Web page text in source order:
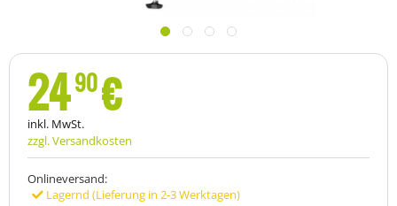
2490€
inkl. MwSt.
zzgl. Versandkosten
Onlineversand:
Lagernd (Lieferung in 2-3 Werktagen)